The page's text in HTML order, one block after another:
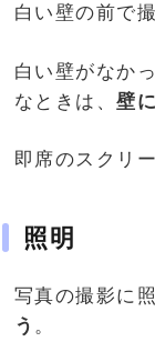
白い壁の前で
白い壁がなか
なときは、 壁
即席のスクリ
照明
写真の撮影に
う 。